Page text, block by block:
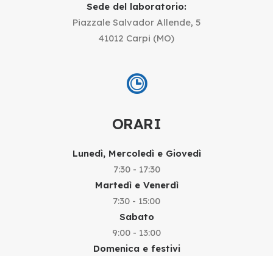
Sede del laboratorio:
Piazzale Salvador Allende, 5
41012 Carpi (MO)
ORARI
Lunedì, Mercoledì e Giovedì
7:30 - 17:30
Martedì e Venerdì
7:30 - 15:00
Sabato
9:00 - 13:00
Domenica e festivi